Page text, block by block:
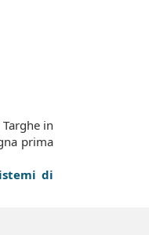
in
prima
di